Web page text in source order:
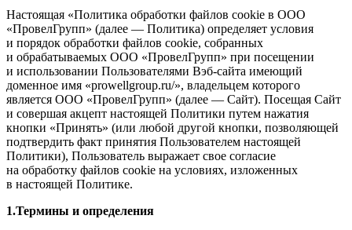
Настоящая «Политика обработки файлов cookie в ООО
«ПровелГрупп» (далее — Политика) определяет условия
и порядок обработки файлов cookie, собранных
и обрабатываемых ООО «ПровелГрупп» при посещении
и использовании Пользователями Вэб-сайта имеющий
доменное имя «prowellgroup.ru/», владельцем которого
является ООО «ПровелГрупп» (далее — Сайт). Посещая Сайт
и совершая акцепт настоящей Политики путем нажатия
кнопки «Принять» (или любой другой кнопки, позволяющей
подтвердить факт принятия Пользователем настоящей
Политики), Пользователь выражает свое согласие
на обработку файлов cookie на условиях, изложенных
в настоящей Политике.
1.Термины и определения